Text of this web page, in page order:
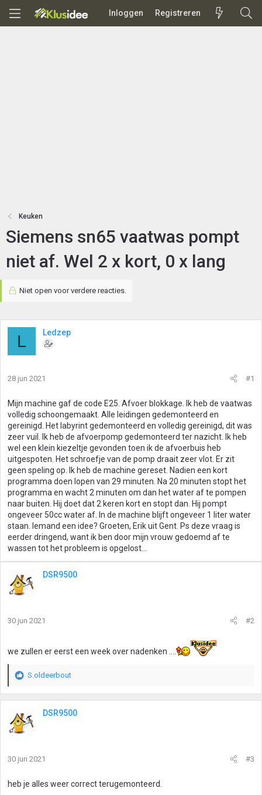
Inloggen Registreren
Keuken
Siemens sn65 vaatwas pompt
niet af. Wel 2 x kort, 0 x lang
Niet open voor verdere reacties.
L Ledzep
28 jun 2021 #1
Mijn machine gaf de code E25. Afvoer blokkage. Ik heb de vaatwas
volledig schoongemaakt. Alle leidingen gedemonteerd en
gereinigd. Het labyrint gedemonteerd en volledig gereinigd, dit was
zeer vuil. Ik heb de afvoerpomp gedemonteerd ter nazicht. Ik heb
wel een klein kiezeltje gevonden toen ik de afvoerbuis heb
uitgespoten. Het schroefje van de pomp draait zeer vlot. Er zit
geen speling op. Ik heb de machine gereset. Nadien een kort
programma doen lopen van 29 minuten. Na 20 minuten stopt het
programma en wacht 2 minuten om dan het water af te pompen
naar buiten. Hij doet dat 2 keren kort en stopt dan. Hij pompt
ongeveer 50cc water af. In de machine blijft ongeveer 1 liter water
staan. Iemand een idee? Groeten, Erik uit Gent. Ps deze vraag is
eerder dringend, want ik ben door mijn vrouw gedoemd af te
wassen tot het probleem is opgelost...
DSR9500
30 jun 2021 #2
we zullen er eerst een week over nadenken ....
W
a
d
e
n
e
S.oldeerbout
DSR9500
30 jun 2021 #3
heb je alles weer correct terugemonteerd.